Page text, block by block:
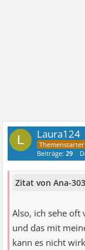
L Laura124
Beiträge:29
Zitat von Ana-
Also, ich sehe
und das mit
kann es nicht